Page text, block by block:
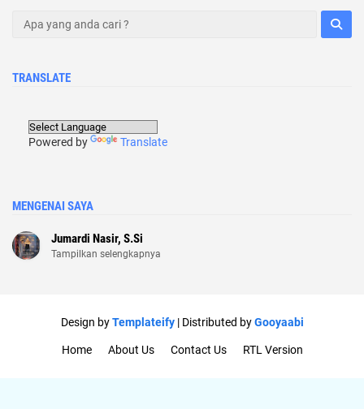
TRANSLATE
Powered by Translate
MENGENAI SAYA
Jumardi Nasir, S.Si
Tampilkan selengkapnya
Design byTemplateify| Distributed byGooyaabi
Home About Us Contact Us RTL Version